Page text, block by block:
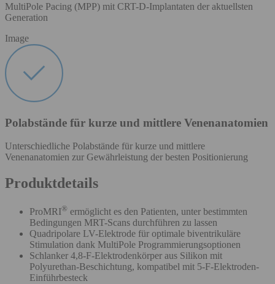
MultiPole Pacing (MPP) mit CRT-D-Implantaten der aktuellsten
Generation
Image
Polabstände für kurze und mittlere Venenanatomien
Unterschiedliche Polabstände für kurze und mittlere
Venenanatomien zur Gewährleistung der besten Positionierung
Produktdetails
ProMRI® ermöglicht es den Patienten, unter bestimmten
Bedingungen MRT-Scans durchführen zu lassen
Quadripolare LV-Elektrode für optimale biventrikuläre
Stimulation dank MultiPole Programmierungsoptionen
Schlanker 4,8-F-Elektrodenkörper aus Silikon mit
Polyurethan-Beschichtung, kompatibel mit 5-F-Elektroden-
Einführbesteck